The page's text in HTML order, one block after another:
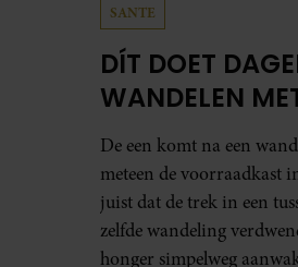
SANTE
DÍT DOET
WANDELEN
De een komt na een
meteen de voorraadkast
juist dat de trek in een
zelfde wandeling
honger simpelweg